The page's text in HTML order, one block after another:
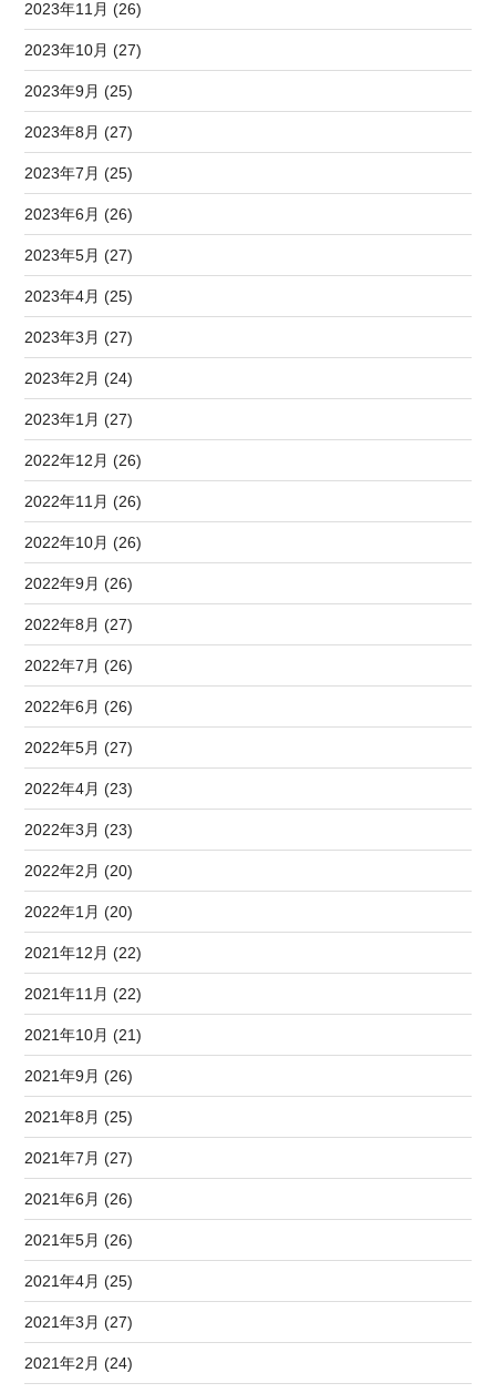
2023年11月 (26)
2023年10月 (27)
2023年9月 (25)
2023年8月 (27)
2023年7月 (25)
2023年6月 (26)
2023年5月 (27)
2023年4月 (25)
2023年3月 (27)
2023年2月 (24)
2023年1月 (27)
2022年12月 (26)
2022年11月 (26)
2022年10月 (26)
2022年9月 (26)
2022年8月 (27)
2022年7月 (26)
2022年6月 (26)
2022年5月 (27)
2022年4月 (23)
2022年3月 (23)
2022年2月 (20)
2022年1月 (20)
2021年12月 (22)
2021年11月 (22)
2021年10月 (21)
2021年9月 (26)
2021年8月 (25)
2021年7月 (27)
2021年6月 (26)
2021年5月 (26)
2021年4月 (25)
2021年3月 (27)
2021年2月 (24)